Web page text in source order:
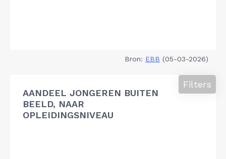
Bron: EBB (05-03-2026)
AANDEEL JONGEREN BUITEN
BEELD, NAAR
OPLEIDINGSNIVEAU
Filters